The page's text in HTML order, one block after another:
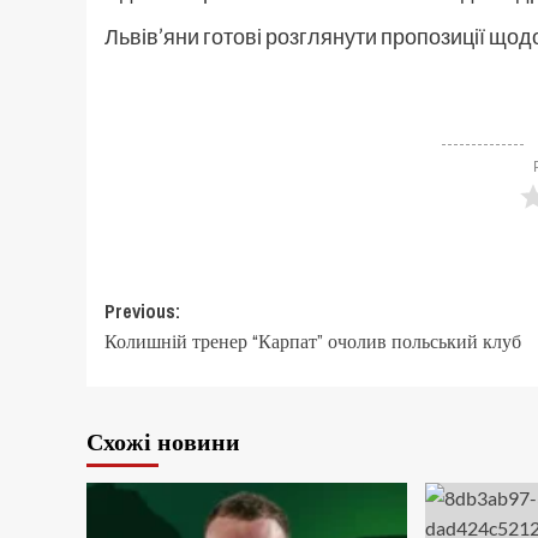
Львів’яни готові розглянути пропозиції
Post
navigation
Previous:
Колишній тренер “Карпат” очолив польський клуб
Схожі новини